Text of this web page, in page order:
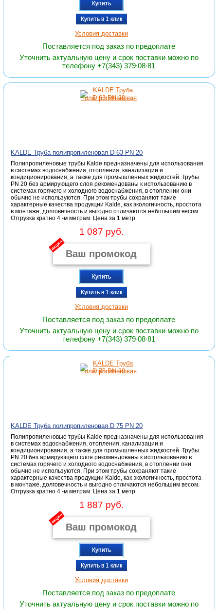
Купить
Купить в 1 клик
Условия доставки
Поставляется под заказ по предоплате
Уточнить актуальную цену и срок поставки можно по
телефону +7(343) 379∙08∙81
KALDE Труба полипропиленовая D 63 PN 20
Полипропиленовые трубы Kalde предназначены для использования
в системах водоснабжения, отопления, канализации и
кондиционирования, а также для промышленных жидкостей. Трубы
PN 20 без армирующего слоя рекомендованы к использованию в
системах горячего и холодного водоснабжения, в отоплении они
обычно не используются. При этом трубы сохраняют такие
характерные качества продукции Kalde, как экологичность, простота
в монтаже, долговечность и выгодно отличаются небольшим весом.
Отгрузка кратно 4 -м метрам. Цена за 1 метр.
1 087 руб.
акция
Купить
Купить в 1 клик
Условия доставки
Поставляется под заказ по предоплате
Уточнить актуальную цену и срок поставки можно по
телефону +7(343) 379∙08∙81
KALDE Труба полипропиленовая D 75 PN 20
Полипропиленовые трубы Kalde предназначены для использования
в системах водоснабжения, отопления, канализации и
кондиционирования, а также для промышленных жидкостей. Трубы
PN 20 без армирующего слоя рекомендованы к использованию в
системах горячего и холодного водоснабжения, в отоплении они
обычно не используются. При этом трубы сохраняют такие
характерные качества продукции Kalde, как экологичность, простота
в монтаже, долговечность и выгодно отличаются небольшим весом.
Отгрузка кратно 4 -м метрам. Цена за 1 метр.
1 887 руб.
акция
Купить
Купить в 1 клик
Условия доставки
Поставляется под заказ по предоплате
Уточнить актуальную цену и срок поставки можно по